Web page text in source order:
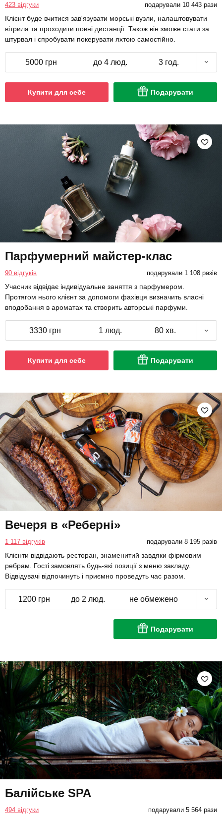
423 відгуки подарували 10 443 рази
Клієнт буде вчитися зав'язувати морські вузли, налаштовувати
вітрила та проходити повні дистанції. Також він зможе стати за
штурвал і спробувати покерувати яхтою самостійно.
5000 грн до 4 люд. 3 год.
Купити для себе Подарувати
Парфумерний майстер-клас
90 відгуків подарували 1 108 разів
Учасник відвідає індивідуальне заняття з парфумером.
Протягом нього клієнт за допомоги фахівця визначить власні
вподобання в ароматах та створить авторські парфуми.
3330 грн 1 люд. 80 хв.
Купити для себе Подарувати
Вечеря в «Реберні»
1 117 відгуків подарували 8 195 разів
Клієнти відвідають ресторан, знаменитий завдяки фірмовим
ребрам. Гості замовлять будь-які позиції з меню закладу.
Відвідувачі відпочинуть і приємно проведуть час разом.
1200 грн до 2 люд. не обмежено
Подарувати
Балійське SPA
494 відгуки подарували 5 564 рази